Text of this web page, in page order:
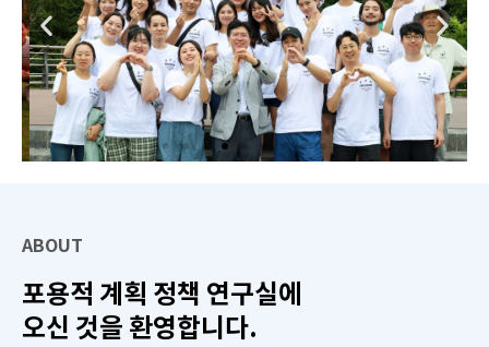
ABOUT
포용적 계획 정책 연구실에
오신 것을 환영합니다.